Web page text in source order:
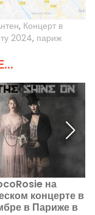
, Концерт в
2024, париж
на
концерте в
в Париже в